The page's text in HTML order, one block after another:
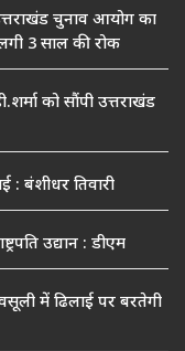
चुनाव आयोग का
3 साल की रोक
को सौंपी उत्तराखंड
: बंशीधर तिवारी
उद्यान : डीएम
में ढिलाई पर बरतेगी